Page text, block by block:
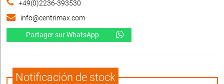
+49(0)2236-393530
info@centrimax.com
Partager sur WhatsApp
Notificación de stock